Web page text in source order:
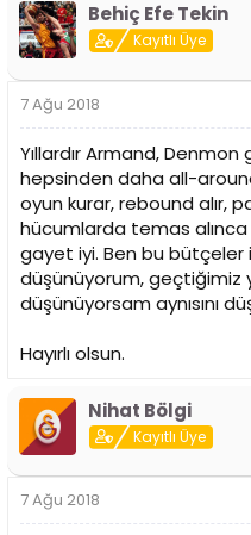
Behiç Efe Tekin
Kayıtlı Üye
7 Ağu 2018
Yıllardır Armand,
hepsinden daha all-
oyun kurar, rebound alır,
hücumlarda temas
gayet iyi. Ben bu bütçeler
düşünüyorum, geçtiğimiz
düşünüyorsam aynısını
Hayırlı olsun.
Nihat Bölgi
Kayıtlı Üye
7 Ağu 2018